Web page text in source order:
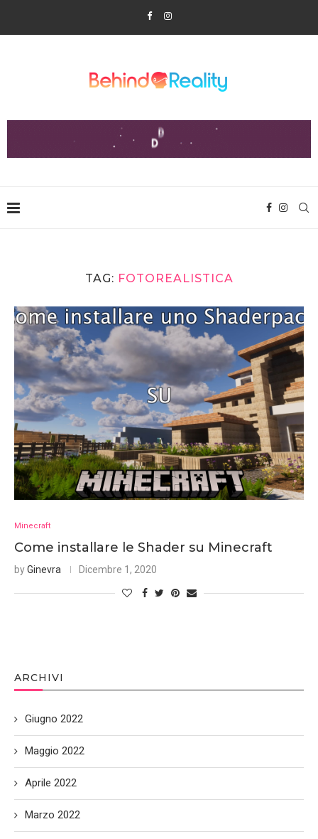
TAG: FOTOREALISTICA
Minecraft
Come installare le Shader su Minecraft
byGinevra Dicembre 1, 2020
ARCHIVI
Giugno 2022
Maggio 2022
Aprile 2022
Marzo 2022